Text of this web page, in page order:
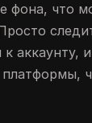
фона, что
аккаунту,